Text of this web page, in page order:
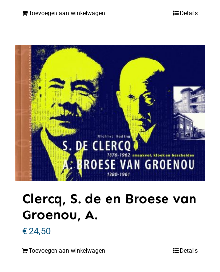
Toevoegen aan winkelwagen Details
Clercq, S. de en Broese van
Groenou, A.
€24,50
Toevoegen aan winkelwagen Details